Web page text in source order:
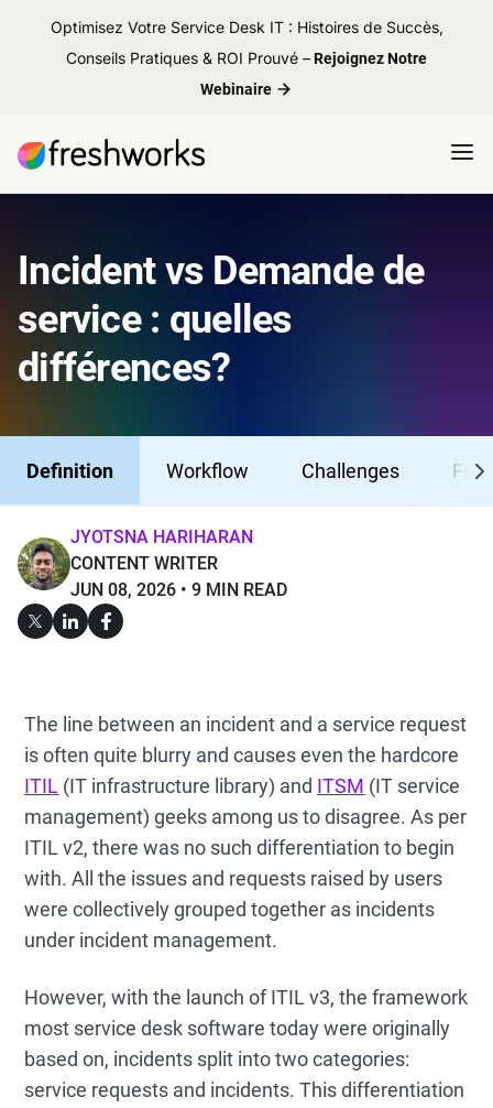
Optimisez Votre Service Desk IT : Histoires de Succès,
Conseils Pratiques & ROI Prouvé –Rejoignez Notre
Webinaire
Incident vs Demande de
service : quelles
différences?
Definition Workflow Challenges
JYOTSNA HARIHARAN
CONTENT WRITER
JUN 08, 2026
9 MIN READ
The line between an incident and a service request
is often quite blurry and causes even the hardcore
ITIL (IT infrastructure library) and ITSM (IT service
management) geeks among us to disagree. As per
ITIL v2, there was no such differentiation to begin
with. All the issues and requests raised by users
were collectively grouped together as incidents
under incident management.
However, with the launch of ITIL v3, the framework
most service desk software today were originally
based on, incidents split into two categories:
service requests and incidents. This differentiation